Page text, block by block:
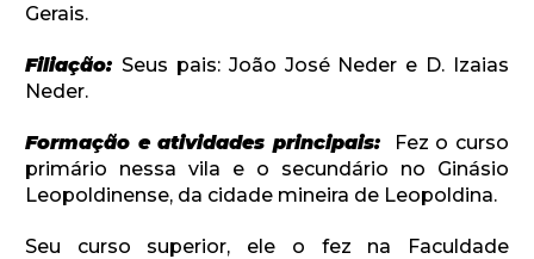
Gerais.
Filiação: Seus pais: João José Neder e D. Izaias
Neder.
Formação e atividades principais:
Fez o curso
primário nessa vila e o secundário no Ginásio
Leopoldinense, da cidade mineira de Leopoldina.
Seu curso superior, ele o fez na Faculdade